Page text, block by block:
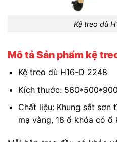
Kệ treo dù
Mô tả Sản phẩm kệ
Kệ treo dù H16-D 2248
Kích thước:
Chất liệu: Khung sắt sơn
mạ vàng, 18 ổ khóa có ổ